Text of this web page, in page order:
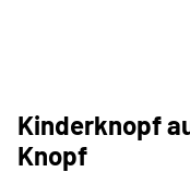
Kinderknopf
Knopf